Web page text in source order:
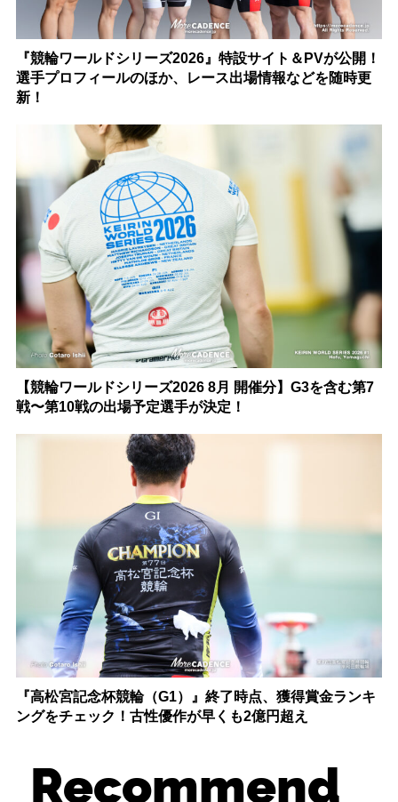
『競輪ワールドシリーズ2026』特設サイト＆PVが公開！
選手プロフィールのほか、レース出場情報などを随時更
新！
【競輪ワールドシリーズ2026 8月 開催分】G3を含む第7
戦〜第10戦の出場予定選手が決定！
『高松宮記念杯競輪（G1）』終了時点、獲得賞金ランキ
ングをチェック！古性優作が早くも2億円超え
Recommend